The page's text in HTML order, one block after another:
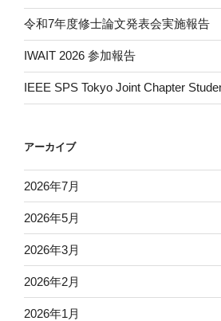
令和7年度修士論文発表会実施報告
IWAIT 2026 参加報告
IEEE SPS Tokyo Joint Chapter
アーカイブ
2026年7月
2026年5月
2026年3月
2026年2月
2026年1月